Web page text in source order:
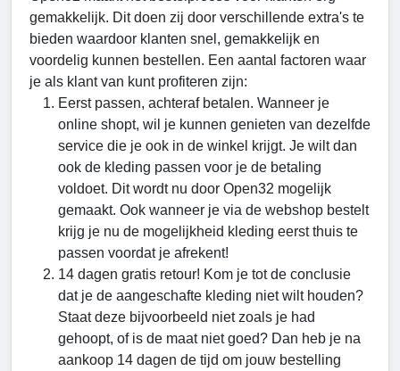
gemakkelijk. Dit doen zij door verschillende extra's te
bieden waardoor klanten snel, gemakkelijk en
voordelig kunnen bestellen. Een aantal factoren waar
je als klant van kunt profiteren zijn:
Eerst passen, achteraf betalen. Wanneer je
online shopt, wil je kunnen genieten van dezelfde
service die je ook in de winkel krijgt. Je wilt dan
ook de kleding passen voor je de betaling
voldoet. Dit wordt nu door Open32 mogelijk
gemaakt. Ook wanneer je via de webshop bestelt
krijg je nu de mogelijkheid kleding eerst thuis te
passen voordat je afrekent!
14 dagen gratis retour! Kom je tot de conclusie
dat je de aangeschafte kleding niet wilt houden?
Staat deze bijvoorbeeld niet zoals je had
gehoopt, of is de maat niet goed? Dan heb je na
aankoop 14 dagen de tijd om jouw bestelling